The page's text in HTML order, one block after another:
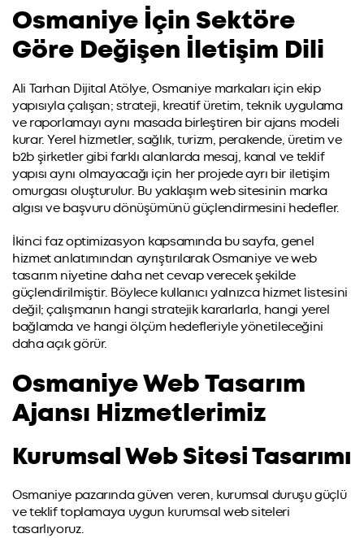
Osmaniye İçin Sektöre
Göre Değişen İletişim Dili
Ali Tarhan Dijital Atölye, Osmaniye markaları için ekip
yapısıyla çalışan; strateji, kreatif üretim, teknik uygulama
ve raporlamayı aynı masada birleştiren bir ajans modeli
kurar. Yerel hizmetler, sağlık, turizm, perakende, üretim ve
b2b şirketler gibi farklı alanlarda mesaj, kanal ve teklif
yapısı aynı olmayacağı için her projede ayrı bir iletişim
omurgası oluşturulur. Bu yaklaşım web sitesinin marka
algısı ve başvuru dönüşümünü güçlendirmesini hedefler.
İkinci faz optimizasyon kapsamında bu sayfa, genel
hizmet anlatımından ayrıştırılarak Osmaniye ve web
tasarım niyetine daha net cevap verecek şekilde
güçlendirilmiştir. Böylece kullanıcı yalnızca hizmet listesini
değil; çalışmanın hangi stratejik kararlarla, hangi yerel
bağlamda ve hangi ölçüm hedefleriyle yönetileceğini
daha açık görür.
Osmaniye Web Tasarım
Ajansı Hizmetlerimiz
Kurumsal Web Sitesi Tasarımı
Osmaniye pazarında güven veren, kurumsal duruşu güçlü
ve teklif toplamaya uygun kurumsal web siteleri
tasarlıyoruz.